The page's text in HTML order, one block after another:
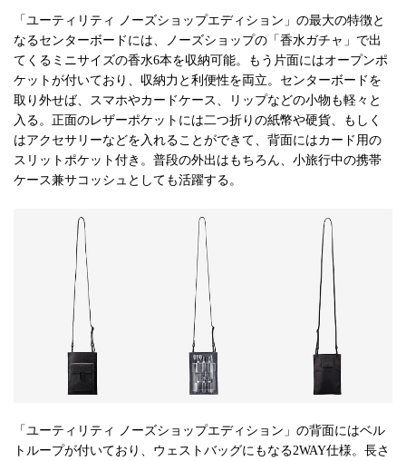
「ユーティリティ ノーズショップエディション」の最大の特徴と
なるセンターボードには、ノーズショップの「香水ガチャ」で出
てくるミニサイズの香水6本を収納可能。もう片面にはオープンポ
ケットが付いており、収納力と利便性を両立。センターボードを
取り外せば、スマホやカードケース、リップなどの小物も軽々と
入る。正面のレザーポケットには二つ折りの紙幣や硬貨、もしく
はアクセサリーなどを入れることができて、背面にはカード用の
スリットポケット付き。普段の外出はもちろん、小旅行中の携帯
ケース兼サコッシュとしても活躍する。
「ユーティリティ ノーズショップエディション」の背面にはベル
トループが付いており、ウェストバッグにもなる2WAY仕様。長さ